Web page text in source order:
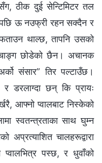
ठीक दुई सेन्टिमिटर तल
ऊ नउफ्री रहन सक्दैन र
थाल्छ, तापनि उसको
छोडेको छैन। अचानक
संसार” तिर पल्टाउँछ।
र डरलाग्दा छन् कि प्रायः
आफ्नो प्वालबाट निस्केको
स्वतन्त्रताका साथ घुम्न
चालहरूद्वारा
पस्छ, र धुवाँको